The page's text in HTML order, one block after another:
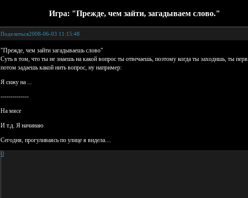
Игра: "Прежде, чем зайти, загадываем слово."
Поделиться2008-06-03 11:15:48
"Прежде, чем зайти загадываешь слово"
Суть в том, что ты не знаешь на какой вопрос ты отвечаешь, поэтому когда ты заходишь, ты
потом задаешь какой нить вопрос, ну например:
Я сижу на ...
--------------
На мясе
И т.д. Я начинаю
Сегодня, прогуливаясь по улице я видела....
0